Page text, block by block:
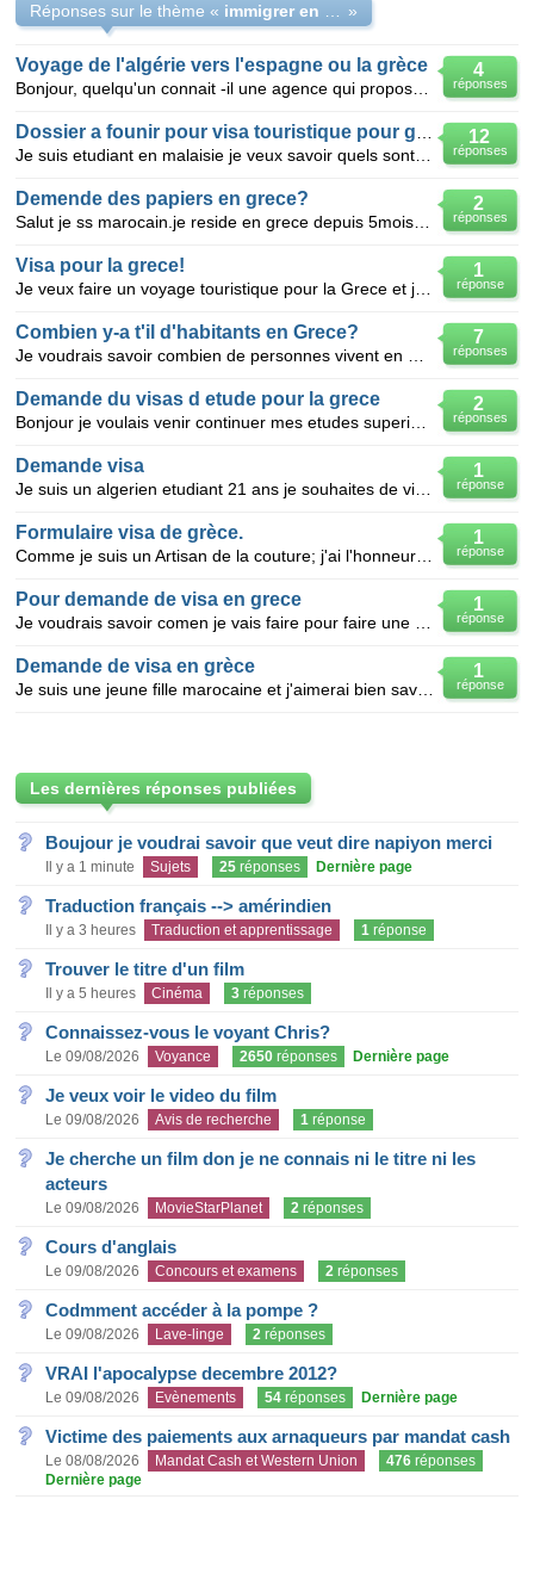
Réponses sur le thème « »
4
réponses
Voyage de l'algérie vers l'espagne ou la grèce
12
réponses
2
réponses
Demende des papiers en grece?
1
réponse
Visa pour la grece!
7
réponses
Combien y-a t'il d'habitants en Grece?
2
réponses
Demande du visas d etude pour la grece
1
réponse
Demande visa
1
réponse
Formulaire visa de grèce.
1
réponse
Pour demande de visa en grece
1
réponse
Demande de visa en grèce
Les dernières réponses publiées
Boujour je voudrai savoir que veut dire napiyon merci
Il y a 1 minute Sujets 25 réponses Dernière page
Traduction français --> amérindien
Il y a 3 heures Traduction et apprentissage 1 réponse
Trouver le titre d'un film
Il y a 5 heures Cinéma 3 réponses
Connaissez-vous le voyant Chris?
Le 09/08/2026 Voyance 2650 réponses Dernière page
Je veux voir le video du film
Le 09/08/2026 Avis de recherche 1 réponse
Je cherche un film don je ne connais ni le titre ni les
acteurs
Le 09/08/2026 MovieStarPlanet 2 réponses
Cours d'anglais
Le 09/08/2026 Concours et examens 2 réponses
Codmment accéder à la pompe ?
Le 09/08/2026 Lave-linge 2 réponses
VRAI l'apocalypse decembre 2012?
Le 09/08/2026 Evènements 54 réponses Dernière page
Victime des paiements aux arnaqueurs par mandat cash
Le 08/08/2026 Mandat Cash et Western Union 476 réponses
Dernière page